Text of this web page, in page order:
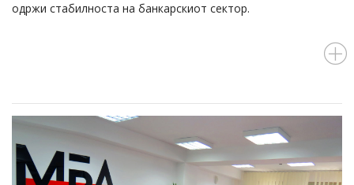
одржи стабилноста на банкарскиот сектор.